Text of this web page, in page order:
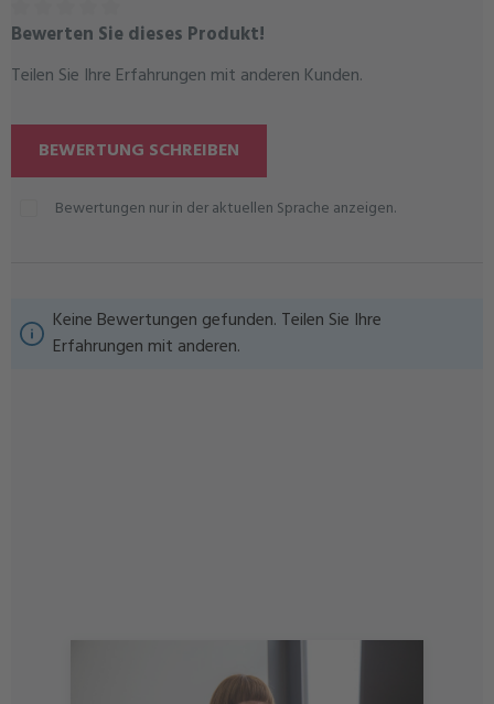
Durchschnittliche Bewertung von 0 von 5 Sternen
Bewerten Sie dieses Produkt!
Teilen Sie Ihre Erfahrungen mit anderen Kunden.
BEWERTUNG SCHREIBEN
Bewertungen nur in der aktuellen Sprache anzeigen.
Keine Bewertungen gefunden. Teilen Sie Ihre
Erfahrungen mit anderen.